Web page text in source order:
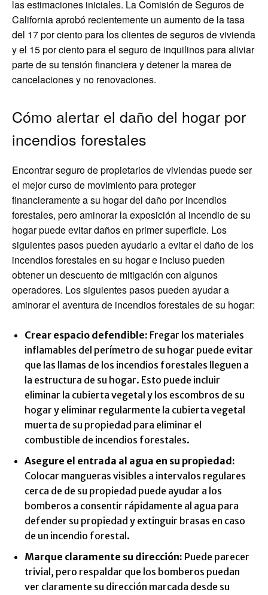
las estimaciones iniciales. La Comisión de Seguros de
California aprobó recientemente un aumento de la tasa
del 17 por ciento para los clientes de seguros de vivienda
y el 15 por ciento para el seguro de inquilinos para aliviar
parte de su tensión financiera y detener la marea de
cancelaciones y no renovaciones.
Cómo alertar el daño del hogar por
incendios forestales
Encontrar seguro de propietarios de viviendas puede ser
el mejor curso de movimiento para proteger
financieramente a su hogar del daño por incendios
forestales, pero aminorar la exposición al incendio de su
hogar puede evitar daños en primer superficie. Los
siguientes pasos pueden ayudarlo a evitar el daño de los
incendios forestales en su hogar e incluso pueden
obtener un descuento de mitigación con algunos
operadores. Los siguientes pasos pueden ayudar a
aminorar el aventura de incendios forestales de su hogar:
Crear espacio defendible: Fregar los materiales
inflamables del perímetro de su hogar puede evitar
que las llamas de los incendios forestales lleguen a
la estructura de su hogar. Esto puede incluir
eliminar la cubierta vegetal y los escombros de su
hogar y eliminar regularmente la cubierta vegetal
muerta de su propiedad para eliminar el
combustible de incendios forestales.
Asegure el entrada al agua en su propiedad:
Colocar mangueras visibles a intervalos regulares
cerca de de su propiedad puede ayudar a los
bomberos a consentir rápidamente al agua para
defender su propiedad y extinguir brasas en caso
de un incendio forestal.
Marque claramente su dirección: Puede parecer
trivial, pero respaldar que los bomberos puedan
ver claramente su dirección marcada desde su